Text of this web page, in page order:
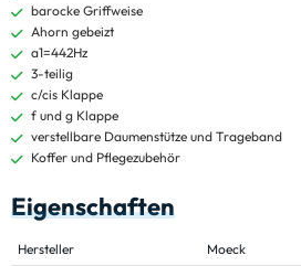
barocke Griffweise
Ahorn gebeizt
a1=442Hz
3-teilig
c/cis Klappe
f und g Klappe
verstellbare Daumenstütze und Trageband
Koffer und Pflegezubehör
Eigenschaften
Hersteller
Moeck